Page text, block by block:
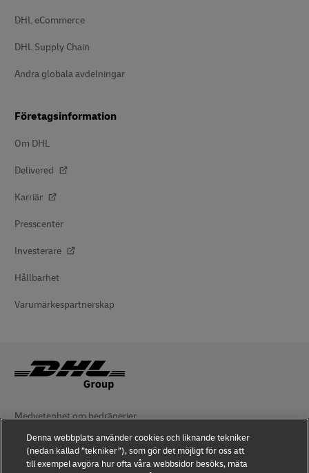
DHL eCommerce
DHL Supply Chain
Andra globala avdelningar
Företagsinformation
Om DHL
Delivered
Karriär
Presscenter
Investerare
Hållbarhet
Varumärkespartnerskap
Medvetenhet om bedrägerier
Juridiskt meddelande
Användningsvillkor
Denna webbplats använder cookies och liknande tekniker
(nedan kallad ”tekniker”), som gör det möjligt för oss att
till exempel avgöra hur ofta våra webbsidor besöks, mäta